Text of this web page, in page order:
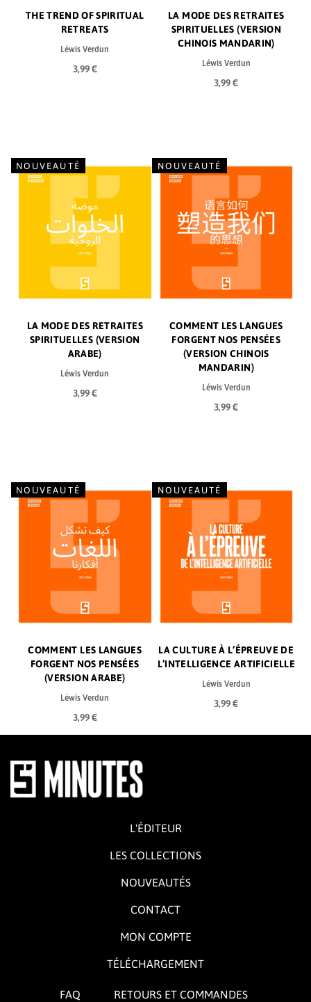
THE TREND OF SPIRITUAL
RETREATS
Léwis Verdun
3,99 €
LA MODE DES RETRAITES
SPIRITUELLES (VERSION
CHINOIS MANDARIN)
Léwis Verdun
3,99 €
NOUVEAUTÉ
LA MODE DES RETRAITES
SPIRITUELLES (VERSION
ARABE)
Léwis Verdun
3,99 €
NOUVEAUTÉ
COMMENT LES LANGUES
FORGENT NOS PENSÉES
(VERSION CHINOIS
MANDARIN)
Léwis Verdun
3,99 €
NOUVEAUTÉ
COMMENT LES LANGUES
FORGENT NOS PENSÉES
(VERSION ARABE)
Léwis Verdun
3,99 €
NOUVEAUTÉ
LA CULTURE À L’ÉPREUVE DE
L’INTELLIGENCE ARTIFICIELLE
Léwis Verdun
3,99 €
L'ÉDITEUR
LES COLLECTIONS
NOUVEAUTÉS
CONTACT
MON COMPTE
TÉLÉCHARGEMENT
FAQ RETOURS ET COMMANDES